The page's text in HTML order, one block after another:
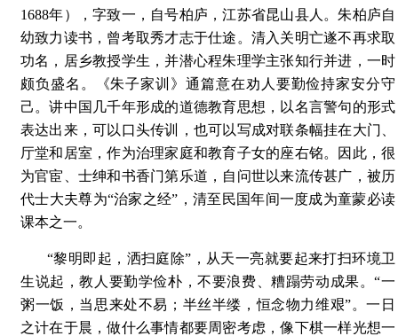
1688年），字致一，自号柏庐，江苏省昆山县人。朱柏庐自
幼致力读书，曾考取秀才志于仕途。清入关明亡遂不再求取
功名，居乡教授学生，并潜心程朱理学主张知行并进，一时
颇负盛名。《朱子家训》通篇意在劝人要勤俭持家安分守
己。讲中国几千年形成的道德教育思想，以名言警句的形式
表达出来，可以口头传训，也可以写成对联条幅挂在大门、
厅堂和居室，作为治理家庭和教育子女的座右铭。因此，很
为官宦、士绅和书香门第乐道，自问世以来流传甚广，被历
代士大夫尊为“治家之经”，清至民国年间一度成为童蒙必读
课本之一。
“黎明即起，洒扫庭除”，从天一亮就要起来打扫环境卫
生说起，教人要勤学俭朴，不要浪费、糟蹋劳动成果。“一
粥一饭，当思来处不易；半丝半缕，恒念物力维艰”。一日
之计在于晨，做什么事情都要周密考虑，像下棋一样光想一